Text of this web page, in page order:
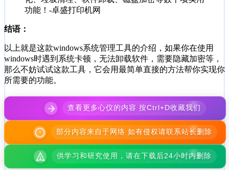
结语：
以上就是这款windows系统管理工具的介绍，如果你在使用
windows时遇到系统卡顿，无法卸载软件，需要隐藏加密等，
那么不妨试试这款工具，它会用最简单直接的方法帮你实现你
所需要的功能。
查看更多心仪的内容 按Ctrl+D收藏我们
部分内容来自于网络 如有侵权请联系站长删除
供学习和研究使用，请在下载后24小时内删除